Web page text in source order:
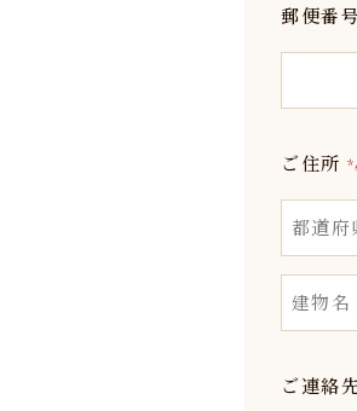
郵便番号
ご住所 *
ご連絡